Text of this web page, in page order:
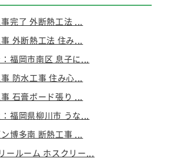
完了 外断熱工法 ...
外断熱工法 住み...
福岡市南区 息子に...
防水工事 住み心...
石膏ボード張り ...
福岡県柳川市 うな...
博多南 断熱工事 ...
ールーム ホスクリー...